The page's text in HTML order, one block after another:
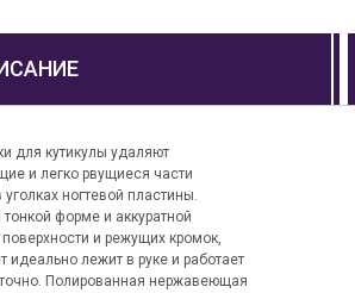
для кутикулы удаляют
и легко рвущиеся части
уголках ногтевой пластины.
тонкой форме и аккуратной
поверхности и режущих кромок,
идеально лежит в руке и работает
Полированная нержавеющая